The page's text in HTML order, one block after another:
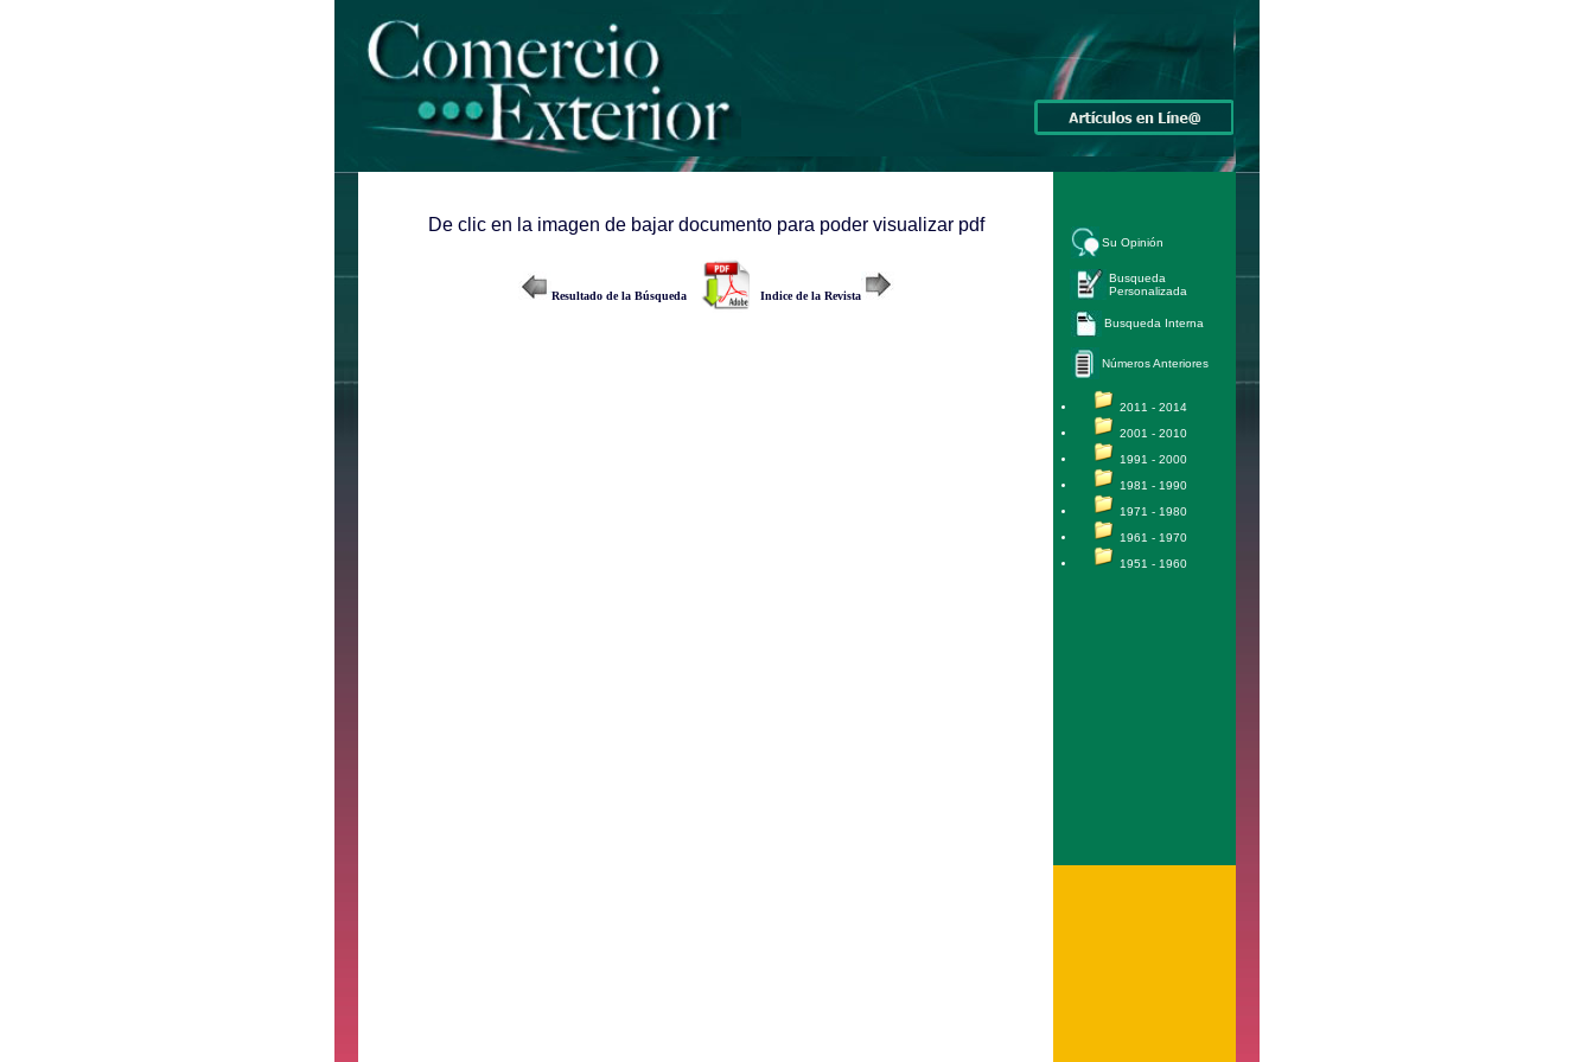
De clic en la imagen de bajar documento para poder visualizar pdf
Resultado de la Búsqueda Indice de la Revista
Su Opinión
Busqueda
Personalizada
Busqueda Interna
Números Anteriores
2011 - 2014
2001 - 2010
1991 - 2000
1981 - 1990
1971 - 1980
1961 - 1970
1951 - 1960